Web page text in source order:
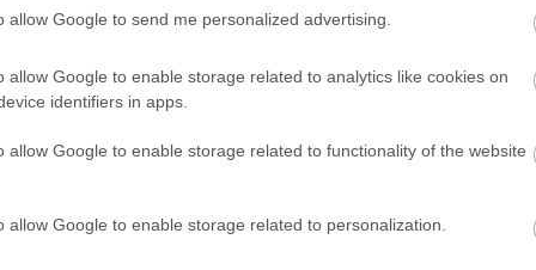
allow Google to send me personalized advertising.
allow Google to enable storage related to analytics like cookies on
identifiers in apps.
allow Google to enable storage related to functionality of the website
allow Google to enable storage related to personalization.
αδικαιολόγητες ανατιμήσεις, σε μια
του πολέμου στη Μέση Ανατολή. Μάλιστα, τα
που καταγράφονται υψηλές αυξήσεις
προϋπολογισμούς. Οι άλλες δύο
και τα ενοίκια. Συνεπώς δεν θα
στο μικτό περιθώριο και στα καύσιμα.